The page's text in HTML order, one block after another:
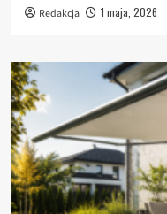
Redakcja 1 maja, 2026